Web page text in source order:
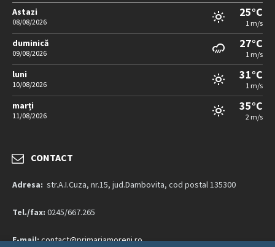
Astazi
08/08/2026
25°C
1 m/s
duminică
09/08/2026
27°C
1 m/s
luni
10/08/2026
31°C
1 m/s
marți
11/08/2026
35°C
2 m/s
CONTACT
Adresa: str.A.I.Cuza, nr.15, jud.Dambovita, cod postal 135300
Tel./fax: 0245/667.265
E-mail:contact@primariamoreni.ro